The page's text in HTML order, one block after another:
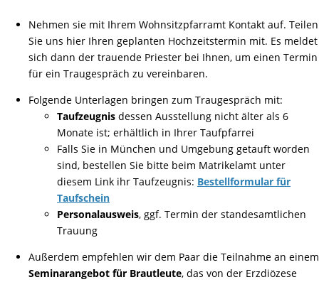
Nehmen sie mit Ihrem Wohnsitzpfarramt Kontakt auf. Teilen
Sie uns hier Ihren geplanten Hochzeitstermin mit. Es meldet
sich dann der trauende Priester bei Ihnen, um einen Termin
für ein Traugespräch zu vereinbaren.
Folgende Unterlagen bringen zum Traugespräch mit:
Taufzeugnis dessen Ausstellung nicht älter als 6
Monate ist; erhältlich in Ihrer Taufpfarrei
Falls Sie in München und Umgebung getauft worden
sind, bestellen Sie bitte beim Matrikelamt unter
diesem Link ihr Taufzeugnis: Bestellformular für
Taufschein
Personalausweis, ggf. Termin der standesamtlichen
Trauung
Außerdem empfehlen wir dem Paar die Teilnahme an einem
Seminarangebot für Brautleute, das von der Erzdiözese